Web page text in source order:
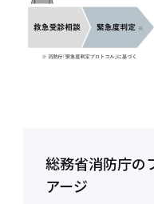
総務省消防庁の
アージ